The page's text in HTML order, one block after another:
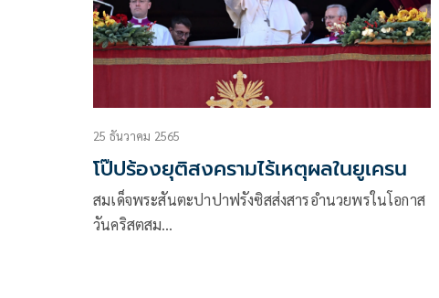
25 ธันวาคม 2565
โป๊ปร้องยุติสงครามไร้เหตุผลในยูเครน
สมเด็จพระสันตะปาปาฟรังซิสส่งสารอำนวยพรในโอกาส
วันคริสตสม…